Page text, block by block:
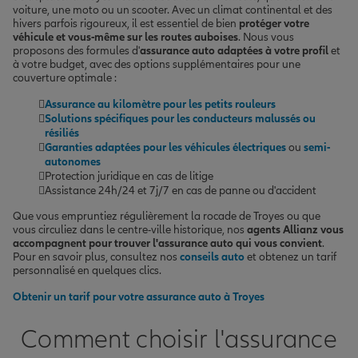
voiture, une moto ou un scooter. Avec un climat continental et des
hivers parfois rigoureux, il est essentiel de bien protéger votre
véhicule et vous-même sur les routes auboises. Nous vous
proposons des formules d'assurance auto adaptées à votre profilet
à votre budget, avec des options supplémentaires pour une
couverture optimale :
Assurance au kilomètre pour les petits rouleurs
Solutions spécifiques pour les conducteurs malussés ou
résiliés
Garanties adaptées pour les véhicules électriquesou semi-
autonomes
Protection juridique en cas de litige
Assistance 24h/24 et 7j/7 en cas de panne ou d'accident
Que vous empruntiez régulièrement la rocade de Troyes ou que
vous circuliez dans le centre-ville historique, nos agents Allianz vous
accompagnent pour trouver l'assurance auto qui vous convient.
Pour en savoir plus, consultez nos conseils autoet obtenez un tarif
personnalisé en quelques clics.
Obtenir un tarif pour votre assurance auto à Troyes
Comment choisir l'assurance